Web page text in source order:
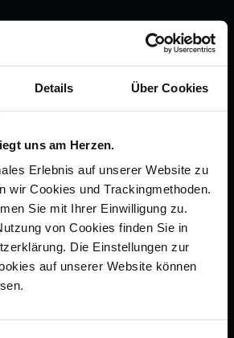
Details Über Cookies
uns am Herzen.
Erlebnis auf unserer Website zu
wir Cookies und Trackingmethoden.
Sie mit Ihrer Einwilligung zu.
von Cookies finden Sie in
Die Einstellungen zur
auf unserer Website können